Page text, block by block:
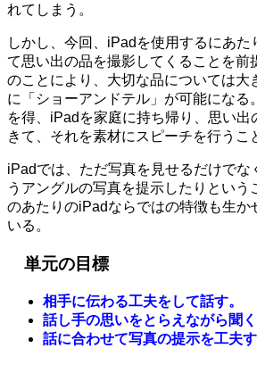
れてしまう。
しかし、今回、iPadを使用するにあた
て思い出の品を撮影してくることを前
のことにより、大切な品については大
に「ショーアンドテル」が可能になる
を得、iPadを家庭に持ち帰り、思い出
きて、それを素材にスピーチを行うこ
iPadでは、ただ写真を見せるだけでな
うアングルの写真を提示したりという
のあたりのiPadならではの特徴も生か
いる。
単元の目標
相手に伝わる工夫をして話す。
話し手の思いをとらえながら聞く
話に合わせて写真の提示を工夫す